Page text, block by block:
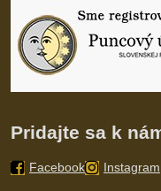
Pridajte sa k
Facebook Instagram